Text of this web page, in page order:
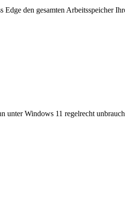
den gesamten Arbeitsspeicher
unter Windows 11 regelrecht